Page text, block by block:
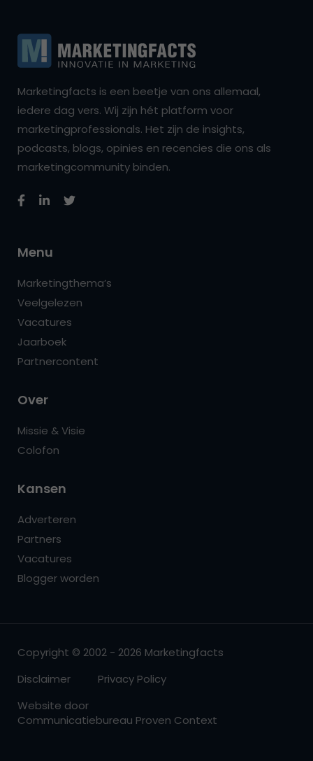
Marketingfacts is een beetje van ons allemaal,
iedere dag vers. Wij zijn hét platform voor
marketingprofessionals. Het zijn de insights,
podcasts, blogs, opinies en recencies die ons als
marketingcommunity binden.
Menu
Marketingthema’s
Veelgelezen
Vacatures
Jaarboek
Partnercontent
Over
Missie & Visie
Colofon
Kansen
Adverteren
Partners
Vacatures
Blogger worden
Copyright © 2002 - 2026 Marketingfacts
Disclaimer
Privacy Policy
Website door
Communicatiebureau Proven Context